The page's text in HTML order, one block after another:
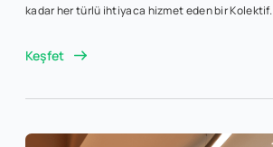
kadar her türlü ihtiyaca hizmet eden bir Kolektif.
Keşfet